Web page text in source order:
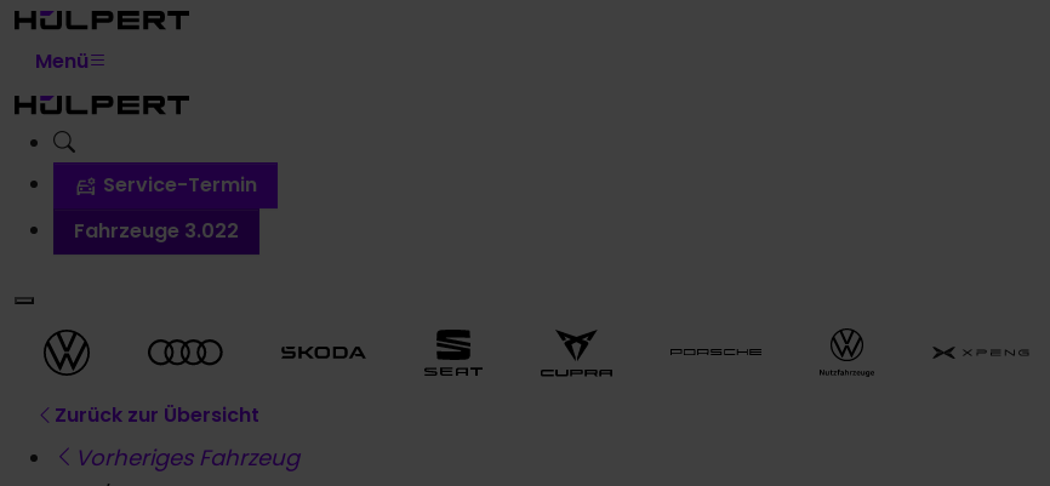
Menü
Service-Termin
Fahrzeuge 3.022
Zurück zur Übersicht
Vorheriges Fahrzeug